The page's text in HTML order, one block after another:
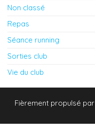
Non classé
Repas
Séance running
Sorties club
Vie du club
Fièrement propulsé par